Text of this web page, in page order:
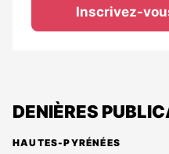
Inscrivez-
DENIÈRES
HAUTES-PYRÉNÉES